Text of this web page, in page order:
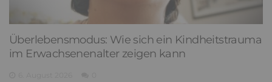
Überlebensmodus: Wie sich ein Kindheitstrauma
im Erwachsenenalter zeigen kann